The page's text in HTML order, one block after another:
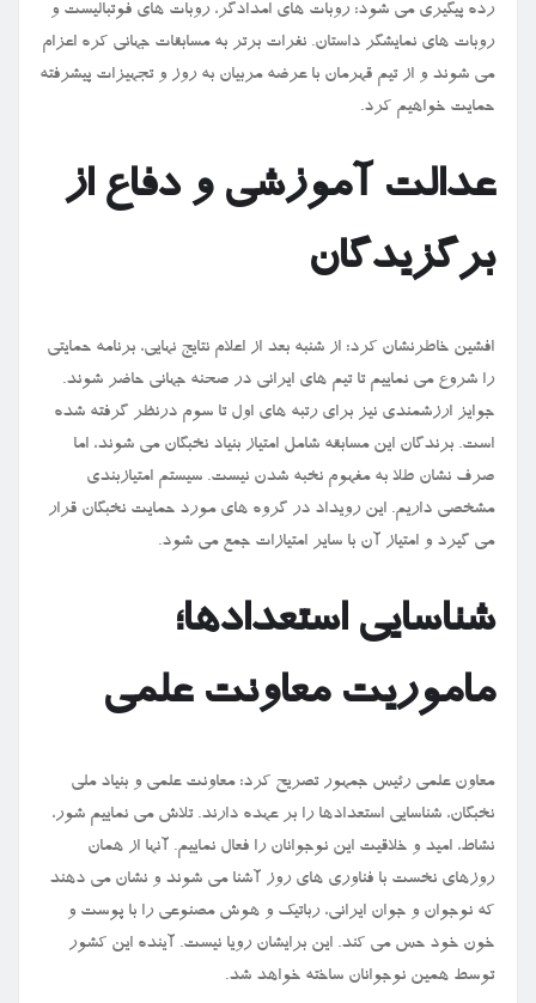
رده پیگیری می شود: روبات های امدادگر، روبات های فوتبالیست و
روبات های نمایشگر داستان. نفرات برتر به مسابقات جهانی کره اعزام
می شوند و از تیم قهرمان با عرضه مربیان به روز و تجهیزات پیشرفته
حمایت خواهیم کرد.
عدالت آموزشی و دفاع از
برگزیدگان
افشین خاطرنشان کرد: از شنبه بعد از اعلام نتایج نهایی، برنامه حمایتی
را شروع می نماییم تا تیم های ایرانی در صحنه جهانی حاضر شوند.
جوایز ارزشمندی نیز برای رتبه های اول تا سوم درنظر گرفته شده
است. برندگان این مسابقه شامل امتیاز بنیاد نخبگان می شوند، اما
صرف نشان طلا به مفهوم نخبه شدن نیست. سیستم امتیازبندی
مشخصی داریم. این رویداد در گروه های مورد حمایت نخبگان قرار
می گیرد و امتیاز آن با سایر امتیازات جمع می شود.
شناسایی استعدادها؛
ماموریت معاونت علمی
معاون علمی رئیس جمهور تصریح کرد: معاونت علمی و بنیاد ملی
نخبگان، شناسایی استعدادها را بر عهده دارند. تلاش می نماییم شور،
نشاط، امید و خلاقیت این نوجوانان را فعال نماییم. آنها از همان
روزهای نخست با فناوری های روز آشنا می شوند و نشان می دهند
که نوجوان و جوان ایرانی، رباتیک و هوش مصنوعی را با پوست و
خون خود حس می کند. این برایشان رویا نیست. آینده این کشور
توسط همین نوجوانان ساخته خواهد شد.